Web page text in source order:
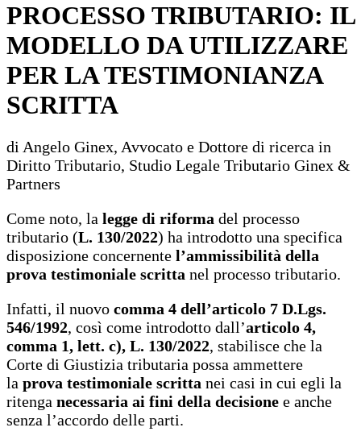
PROCESSO TRIBUTARIO: IL
MODELLO DA UTILIZZARE
PER LA TESTIMONIANZA
SCRITTA
di Angelo Ginex, Avvocato e Dottore di ricerca in
Diritto Tributario, Studio Legale Tributario Ginex &
Partners
Come noto, la legge di riforma del processo
tributario (L. 130/2022) ha introdotto una specifica
disposizione concernente l’ammissibilità della
prova testimoniale scritta nel processo tributario.
Infatti, il nuovo comma 4 dell’articolo 7 D.Lgs.
546/1992, così come introdotto dall’articolo 4,
comma 1, lett. c), L. 130/2022, stabilisce che la
Corte di Giustizia tributaria possa ammettere
la prova testimoniale scritta nei casi in cui egli la
ritenga necessaria ai fini della decisione e anche
senza l’accordo delle parti.